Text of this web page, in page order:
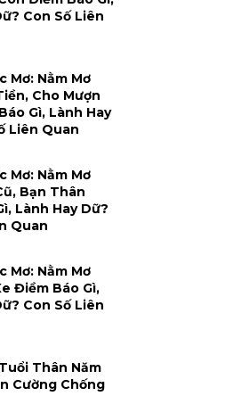
Con Số Liên
Mơ: Nằm Mơ
Cho Mượn
Gì, Lành Hay
Liên Quan
Mơ: Nằm Mơ
Bạn Thân
Lành Hay Dữ?
Quan
Mơ: Nằm Mơ
Điềm Báo Gì,
Con Số Liên
Thân Năm
Cường Chống